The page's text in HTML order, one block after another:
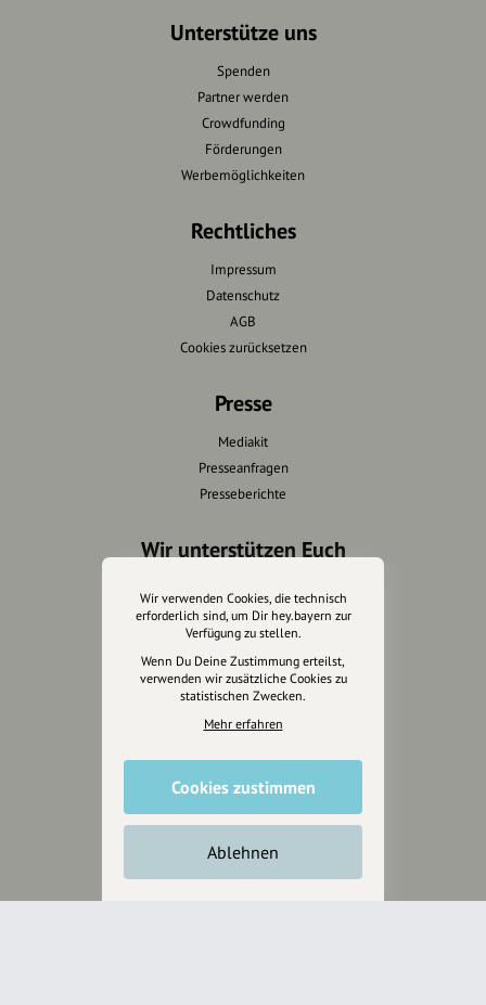
Unterstütze uns
Spenden
Partner werden
Crowdfunding
Förderungen
Werbemöglichkeiten
Rechtliches
Impressum
Datenschutz
AGB
Cookies zurücksetzen
Presse
Mediakit
Presseanfragen
Presseberichte
Wir unterstützen Euch
Marketing
Design & Branding
Anakin Design
Unterstütze
unsere Plattform
hey.bayern ist ein Projekt von
uns für unsere Region und
für alle, die uns besuchen
Wir verwenden Cookies, die technisch
erforderlich sind, um Dir hey.bayern zur
Verfügung zu stellen.
Wenn Du Deine Zustimmung erteilst,
verwenden wir zusätzliche Cookies zu
statistischen Zwecken.
Mehr erfahren
Cookies zustimmen
Ablehnen